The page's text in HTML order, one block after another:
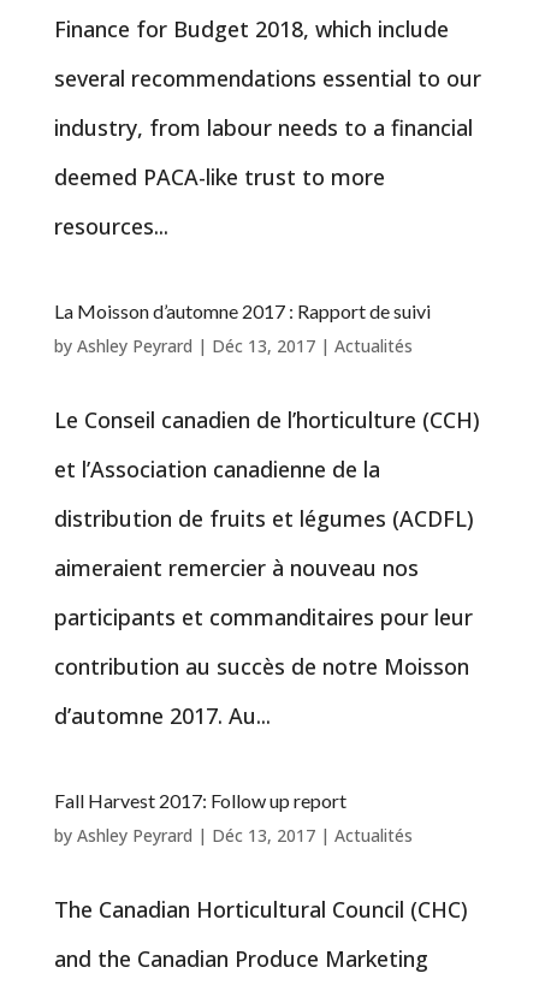
Finance for Budget 2018, which include
several recommendations essential to our
industry, from labour needs to a financial
deemed PACA-like trust to more
resources...
La Moisson d’automne 2017 : Rapport de suivi
by Ashley Peyrard | Déc 13, 2017| Actualités
Le Conseil canadien de l’horticulture (CCH)
et l’Association canadienne de la
distribution de fruits et légumes (ACDFL)
aimeraient remercier à nouveau nos
participants et commanditaires pour leur
contribution au succès de notre Moisson
d’automne 2017. Au...
Fall Harvest 2017: Follow up report
by Ashley Peyrard | Déc 13, 2017| Actualités
The Canadian Horticultural Council (CHC)
and the Canadian Produce Marketing